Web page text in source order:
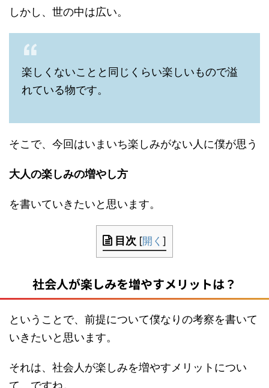
しかし、世の中は広い。
楽しくないことと同じくらい楽しいもので溢
れている物です。
そこで、今回はいまいち楽しみがない人に僕が思う
大人の楽しみの増やし方
を書いていきたいと思います。
目次 [開く ]
社会人が楽しみを増やすメリットは？
ということで、前提について僕なりの考察を書いて
いきたいと思います。
それは、社会人が楽しみを増やすメリットについ
て、ですね。